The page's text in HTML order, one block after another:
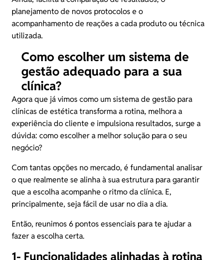
planejamento de novos protocolos e o
acompanhamento de reações a cada produto ou técnica
utilizada.
Como escolher um sistema de
gestão adequado para a sua
clínica?
Agora que já vimos como um sistema de gestão para
clínicas de estética transforma a rotina, melhora a
experiência do cliente e impulsiona resultados, surge a
dúvida: como escolher a melhor solução para o seu
negócio?
Com tantas opções no mercado, é fundamental analisar
o que realmente se alinha à sua estrutura para garantir
que a escolha acompanhe o ritmo da clínica. E,
principalmente, seja fácil de usar no dia a dia.
Então, reunimos 6 pontos essenciais para te ajudar a
fazer a escolha certa.
1- Funcionalidades alinhadas à rotina